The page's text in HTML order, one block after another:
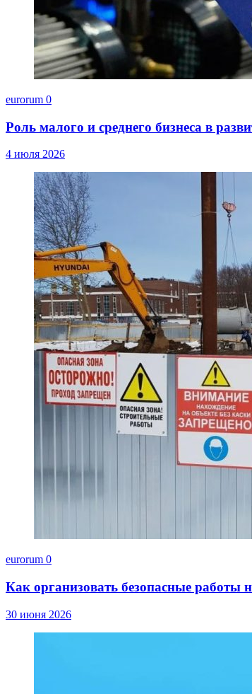
eurorum 0
Роль малого и среднего бизнеса в
4 июля 2026
eurorum 0
Как организовать безопасные работы
30 июня 2026